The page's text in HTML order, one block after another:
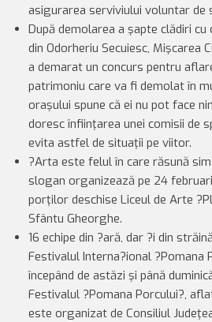
asigurarea serviviului voluntar de
După demolarea a şapte clădiri
din Odorheriu Secuiesc, Mişcarea
a demarat un concurs pentru
patrimoniu care va fi demolat în
oraşului spune că ei nu pot face
doresc înfiinţarea unei comisii de
evita astfel de situaţii pe viitor.
?Arta este felul în care răsună
slogan organizează pe 24
porţilor deschise Liceul de Arte
Sfântu Gheorghe.
16 echipe din ?ară, dar ?i din
Festivalul Interna?ional ?Pomana
începând de astăzi şi până
Festivalul ?Pomana Porcului?,
este organizat de Consiliul